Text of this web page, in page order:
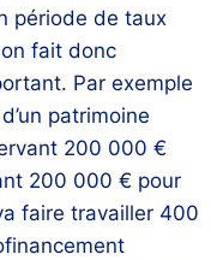
période de taux
fait donc
Par exemple
patrimoine
200 000 €
200 000 € pour
faire travailler 400